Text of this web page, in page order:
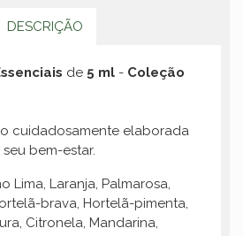
DESCRIÇÃO
de 5 ml - Coleção
cuidadosamente elaborada
bem-estar.
Lima, Laranja, Palmarosa,
brava, Hortelã-pimenta,
Citronela, Mandarina,